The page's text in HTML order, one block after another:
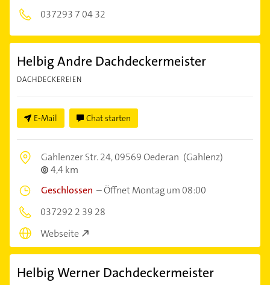
037293 7 04 32
Helbig Andre Dachdeckermeister
DACHDECKEREIEN
E-Mail Chat starten
Gahlenzer Str. 24,09569 Oederan (Gahlenz)
4,4 km
Geschlossen –Öffnet Montag um 08:00
037292 2 39 28
Webseite
Helbig Werner Dachdeckermeister